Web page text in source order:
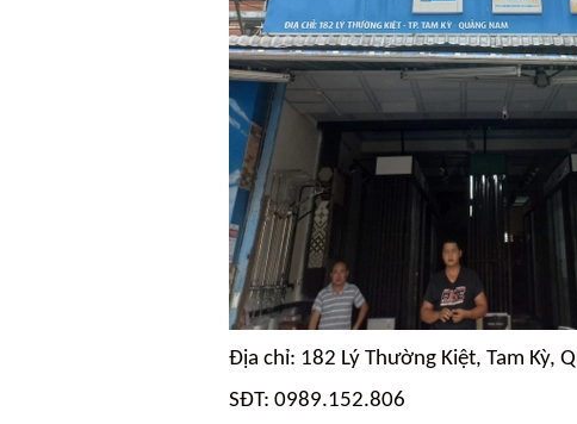
Địa chỉ: 182 Lý Thường Kiệt, Tam Kỳ,
SĐT: 0989.152.806